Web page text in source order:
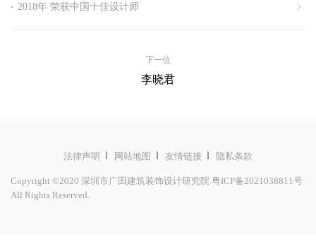
深圳市建筑装饰设计顾问
2018年 荣获中国十佳设计师
2017年 深圳市建筑工程系列专业技术资格建筑装饰设计专业组
2015年 获得国际环艺创新设计作品大赛（华鼎奖）酒店类一等
2013年 获得国际环艺创新设计作品大赛（华鼎奖）酒店类一等
2012年 获得国际环艺创新设计作品大赛（华鼎奖）商业空间一
下一位
李晓君
法律声明 网站地图 友情链接 隐私条款
Copyright ©2020 深圳市广田建筑装饰设计研究院 粤ICP备2021038811号
All Rights Reserved.